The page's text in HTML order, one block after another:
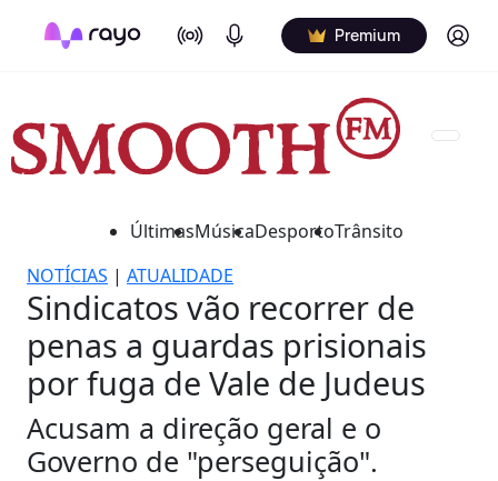
On Air Podcasts Premium Log in
ÚltimasMúsicaDesportoTrânsito
NOTÍCIAS | ATUALIDADE
Sindicatos vão recorrer de
penas a guardas prisionais
por fuga de Vale de Judeus
Acusam a direção geral e o
Governo de "perseguição".